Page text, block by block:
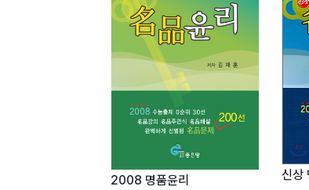
2008 명품윤리 신상